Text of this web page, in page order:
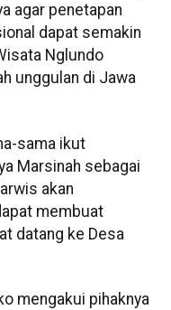
agar penetapan
dapat semakin
Nglundo
unggulan di Jawa
sama ikut
Marsinah sebagai
akan
membuat
datang ke Desa
mengakui pihaknya